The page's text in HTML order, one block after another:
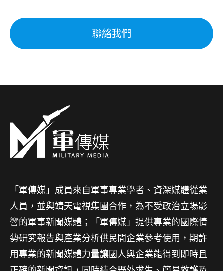
聯絡我們
「軍傳媒」成員來自軍事專業學者、資深媒體從業
人員，並與靖天電視集團合作，為不受政治立場影
響的軍事新聞媒體；「軍傳媒」提供專業的國際情
勢研究報告與產業分析供民間企業參考使用，期許
用專業的新聞媒體力量讓國人與企業能得到即時且